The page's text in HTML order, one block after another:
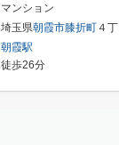
マンション
埼玉県朝霞市膝折町４
朝霞駅
徒歩26分